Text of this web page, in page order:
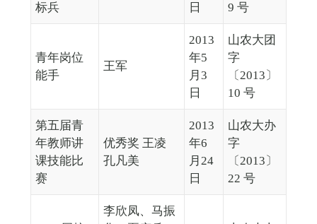
标兵
日
9 号
青年岗位
能手
王军
2013
年5
月3
日
山农大团
字
〔2013〕
10 号
第五届青
年教师讲
课技能比
赛
优秀奖 王凌
孔凡美
2013
年6
月24
日
山农大办
字
〔2013〕
22 号
李欣凤、马振